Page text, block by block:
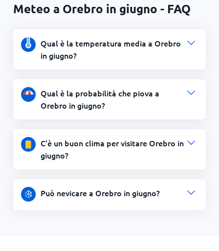
Meteo a Orebro in giugno - FAQ
Qual è la temperatura media a Orebro
in giugno?
Qual è la probabilità che piova a
Orebro in giugno?
C'è un buon clima per visitare Orebro in
giugno?
Può nevicare a Orebro in giugno?